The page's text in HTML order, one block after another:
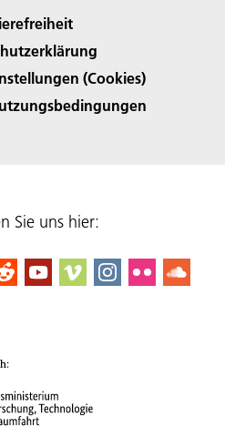
(Cookies)
Sie uns hier: